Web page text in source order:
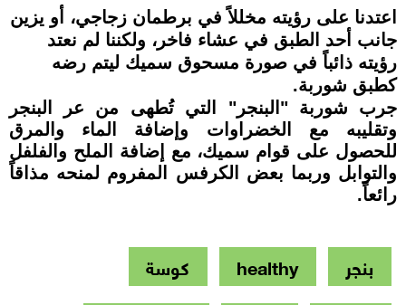
اعتدنا على رؤيته مخللاً في برطمان زجاجي، أو يزين
جانب أحد الطبق في عشاء فاخر، ولكننا لم نعتد
رؤيته ذائباً في صورة مسحوق سميك ليتم رضه
كطبق شوربة.
جرب شوربة "البنجر" التي تُطهى من عر البنجر
وتقليبه مع الخضراوات وإضافة الماء والمرق
للحصول على قوام سميك، مع إضافة الملح والفلفل
والتوابل وربما بعض الكرفس المفروم لمنحه مذاقاً
رائعاً.
بنجر healthy
كوسة